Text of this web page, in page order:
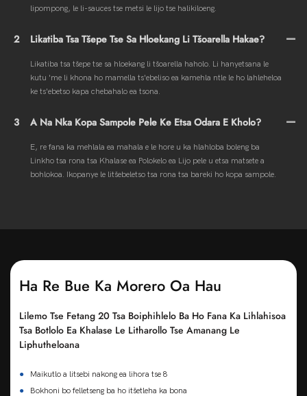
lipompong, le li-sauces tse metsi le lijo tse halikiloeng.
2 Likatiba Tsa Tšepe Tse Sa Hloekang Li Tšoarella Hakae?
Likatiba tsa tšepe tse sa hloekang li tšoarella haholo. Li hanyetsana le
kutu 'me li khona ho mamella ts'ebeliso ea kamehla ntle le ho lahleheloa
ke ts'ebetso kapa chebahalo ea tsona.
3 A Na Nka Kopa Sampole Pele Ke Etsa Odara E Kholo?
E, re fana ka mehlala ea mahala e le hore u ka hlahloba boleng ba
Linkho tsa rona tsa Khalase ea Polokelo ea Lijo pele u etsa matsete a
bohlokoa. Ikopanye le litšebeletso tsa rona tsa bareki ho kopa sampole.
Ha Re Bue Ka Morero Oa Hau
Lilemo Tse Fetang 20 Tsa Boiphihlelo Ba Ho Fana Ka Lihlahisoa
Tsa Botlolo Ea Khalase Le Litharollo Tse Amanang Le
Liphutheloana
●
Maikutlo a litsebi nakong ea lihora tse 8
●
Bokhoni bo felletseng ba ho itšetleha ka bona